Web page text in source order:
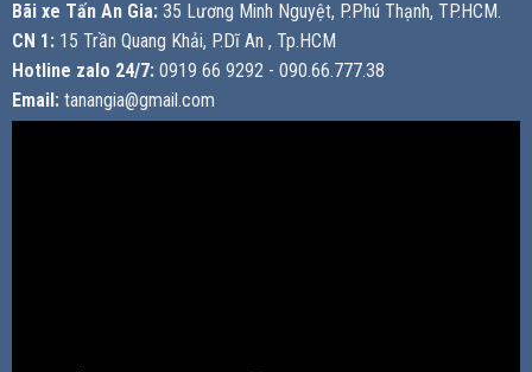
Bãi xe Tấn An Gia: 35 Lương Minh Nguyệt, P.Phú Thạnh, TP.HCM.
CN 1: 15 Trần Quang Khải, P.Dĩ An , Tp.HCM
Hotline zalo 24/7: 0919 66 9292 - 090.66.777.38
Email: tanangia@gmail.com